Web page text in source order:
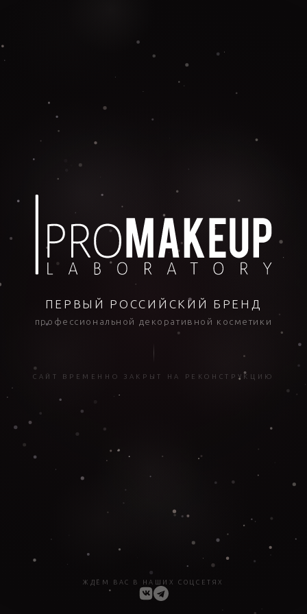
ПЕРВЫЙ РОССИЙСКИЙ БРЕНД
профессиональной декоративной косметики
САЙТ ВРЕМЕННО ЗАКРЫТ НА РЕКОНСТРУКЦИЮ
ЖДЁМ ВАС В НАШИХ СОЦСЕТЯХ